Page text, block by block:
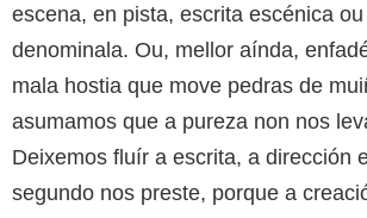
escena, en pista, escrita escénica
denominala. Ou, mellor aínda,
mala hostia que move pedras de
asumamos que a pureza non nos
Deixemos fluír a escrita, a dirección
segundo nos preste, porque a